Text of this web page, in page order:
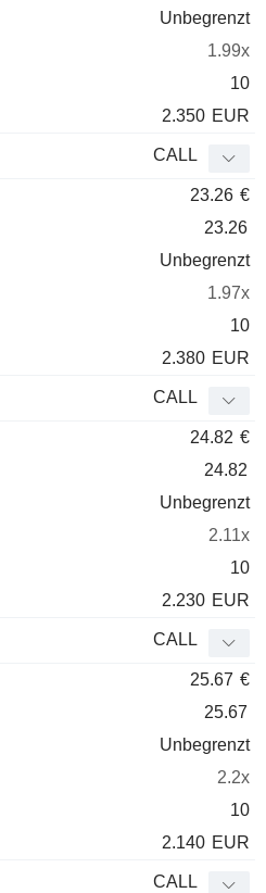
Unbegrenzt
1.99x
10
2.350 EUR
CALL
23.26 €
23.26
Unbegrenzt
1.97x
10
2.380 EUR
CALL
24.82 €
24.82
Unbegrenzt
2.11x
10
2.230 EUR
CALL
25.67 €
25.67
Unbegrenzt
2.2x
10
2.140 EUR
CALL